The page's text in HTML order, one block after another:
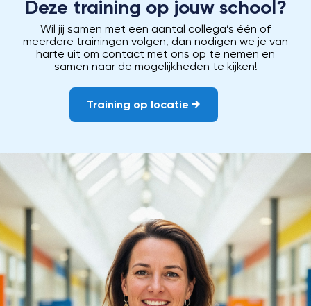
Deze training op jouw school?
Wil jij samen met een aantal collega’s één of
meerdere trainingen volgen, dan nodigen we je van
harte uit om contact met ons op te nemen en
samen naar de mogelijkheden te kijken!
Training op locatie →